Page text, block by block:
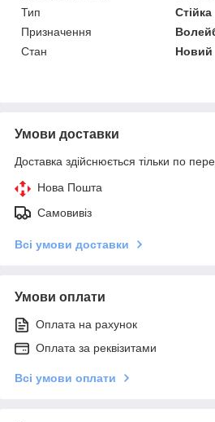
Тип
Стійка
Призначення
Стан
Новий
Умови доставки
Доставка здійснюється тільки по
Нова Пошта
Самовивіз
Всі умови доставки
Умови оплати
Оплата на рахунок
Оплата за реквізитами
Всі умови оплати